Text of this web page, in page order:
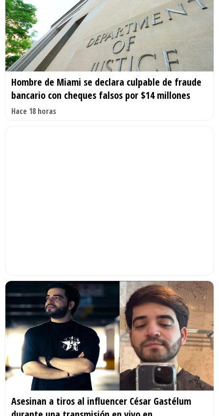
Hombre de Miami se declara culpable de fraude
bancario con cheques falsos por $14 millones
Hace 18 horas
Asesinan a tiros al influencer César Gastélum